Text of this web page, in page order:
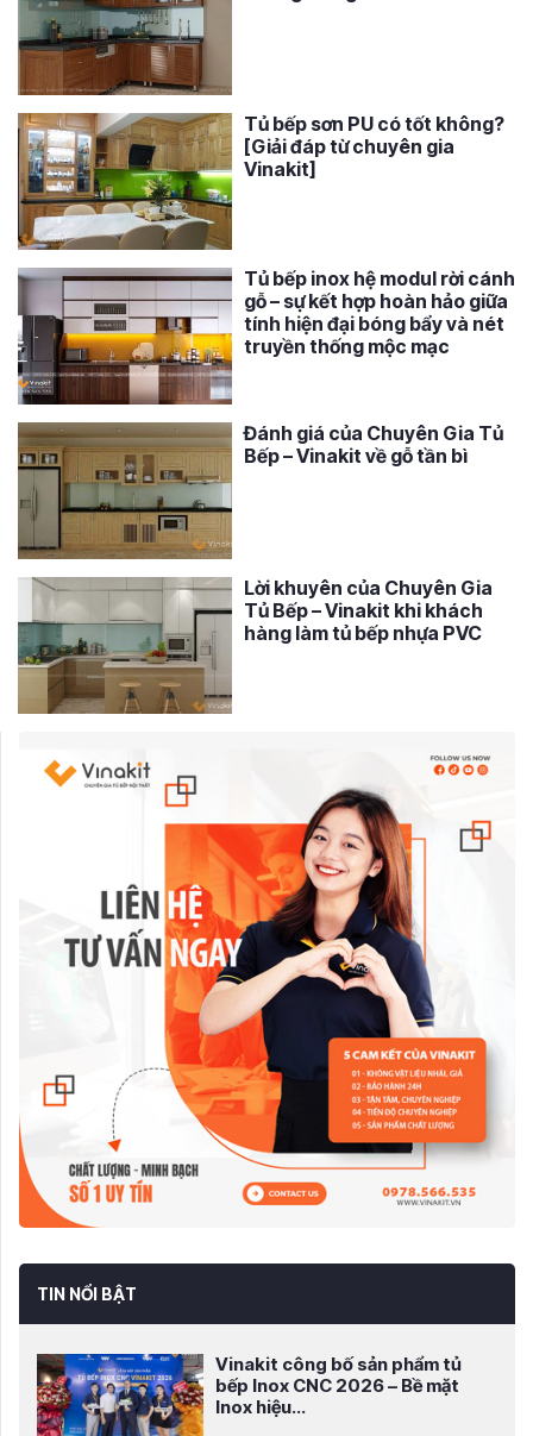
Tủ bếp sơn PU có tốt không?
[Giải đáp từ chuyên gia
Vinakit]
Tủ bếp inox hệ modul rời cánh
gỗ – sự kết hợp hoàn hảo giữa
tính hiện đại bóng bẩy và nét
truyền thống mộc mạc
Đánh giá của Chuyên Gia Tủ
Bếp – Vinakit về gỗ tần bì
Lời khuyên của Chuyên Gia
Tủ Bếp – Vinakit khi khách
hàng làm tủ bếp nhựa PVC
TIN NỔI BẬT
Vinakit công bố sản phẩm tủ
bếp Inox CNC 2026 – Bề mặt
Inox hiệu...